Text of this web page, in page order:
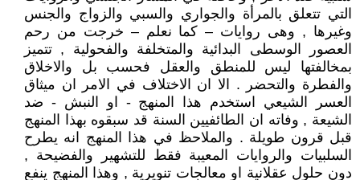
التي تتعلق بالمرأة والجواري والسبي والزواج والجنس
وغيرها , وهى روايات – كما نعلم – خرجت من رحم
العصور الوسطى البدائية والمتخلفة والفحولية , تتميز
بمخالفتها ليس للمنطق والعقل فحسب بل والاخلاق
والفطرة والتحضر . الا ان الاختلاف في الامر ان ميثاق
العسر الشيعي استخدم هذا المنهج - او النبش - ضد
الشيعة , وفاته ان الطائفيين السنة قد سبقوه بهذا المنهج
قبل قرون طويلة . والملاحظ في هذا المنهج انه يطرح
السلبيات والروايات المعيبة فقط للتشهير والفضيحة ,
دون حلول عقلانية او معالجات تنويرية , وهذا المنهج ينفع